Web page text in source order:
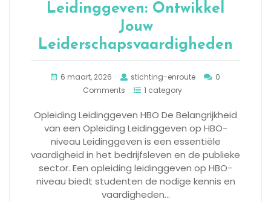
Leidinggeven: Ontwikkel
Jouw
Leiderschapsvaardigheden
6 maart, 2026 stichting-enroute
0
Comments
1 category
Opleiding Leidinggeven HBO De Belangrijkheid
van een Opleiding Leidinggeven op HBO-
niveau Leidinggeven is een essentiële
vaardigheid in het bedrijfsleven en de publieke
sector. Een opleiding leidinggeven op HBO-
niveau biedt studenten de nodige kennis en
vaardigheden…